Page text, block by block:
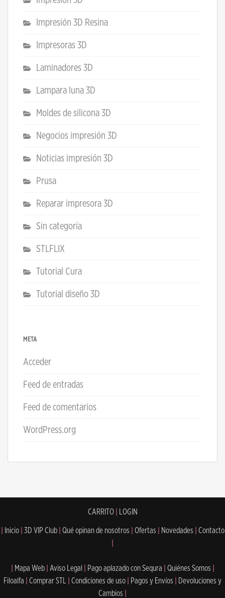
Impresión 3D Resina
Impresoras 3D
Laminadores 3D
Lampara luna 3D
Moldes de silicona 3D
Negocios impresión 3D
Noticias impresión 3D
Prusa
Reparar impresora 3D
Sin categoría
STLFLIX
Tutorial Cura
Tutorial diseño 3D
META
Acceder
Feed de entradas
Feed de comentarios
WordPress.org
CARRITO| LOGIN
Inicio 3D VIP Club Qué opinan de nosotros Ofertas Novedades
Contacto
Mapa Web Aviso Legal Pago aplazado con Sequra Quiénes Somos
Filoalfa
Comprar STL Condiciones de uso Pagos y Envíos
Devoluciones y
Cambios